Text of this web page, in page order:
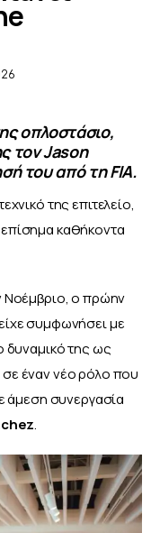
οπλοστάσιο,
τον Jason
του από τη FIA.
της επιτελείο,
καθήκοντα
Νοέμβριο, ο πρώην
συμφωνήσει με
δυναμικό της ως
έναν νέο ρόλο που
άμεση συνεργασία
.